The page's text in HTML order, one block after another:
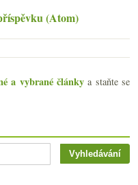
(Atom)
a vybrané články a staňte se